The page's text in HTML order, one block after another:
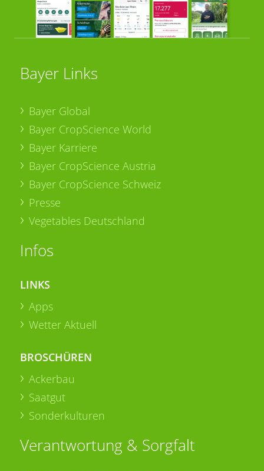
Bayer Links
Bayer Global
Bayer CropScience World
Bayer Karriere
Bayer CropScience Austria
Bayer CropScience Schweiz
Presse
Vegetables Deutschland
Infos
LINKS
Apps
Wetter Aktuell
BROSCHÜREN
Ackerbau
Saatgut
Sonderkulturen
Verantwortung & Sorgfalt